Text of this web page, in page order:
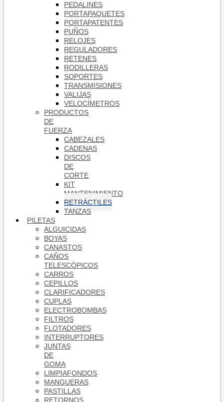
PEDALINES
PORTAPAQUETES
PORTAPATENTES
PUÑOS
RELOJES
REGULADORES
RETENES
RODILLERAS
SOPORTES
TRANSMISIONES
VALIJAS
VELOCÍMETROS
PRODUCTOS
DE
FUERZA
CABEZALES
CADENAS
DISCOS
DE
CORTE
KIT
MANTENIMIENTO
RETRÁCTILES
TANZAS
PILETAS
ALGUICIDAS
BOYAS
CANASTOS
CAÑOS
TELESCÓPICOS
CARROS
CEPILLOS
CLARIFICADORES
CUPLAS
ELECTROBOMBAS
FILTROS
FLOTADORES
INTERRUPTORES
JUNTAS
DE
GOMA
LIMPIAFONDOS
MANGUERAS
PASTILLAS
RETORNOS